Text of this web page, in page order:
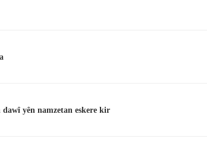
yên namzetan eskere kir